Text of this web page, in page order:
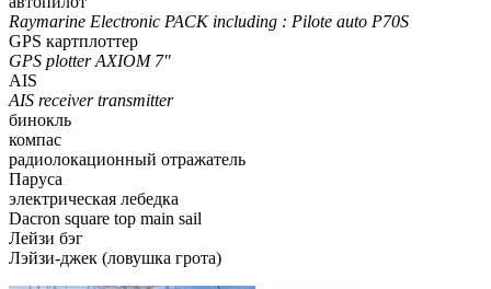
Raymarine Electronic PACK including : Pilote auto P70S
GPS картплоттер
GPS plotter AXIOM 7″
AIS
AIS receiver transmitter
бинокль
компас
радиолокационный отражатель
Паруса
электрическая лебедка
Dacron square top main sail
Лейзи бэг
Лэйзи-джек (ловушка грота)